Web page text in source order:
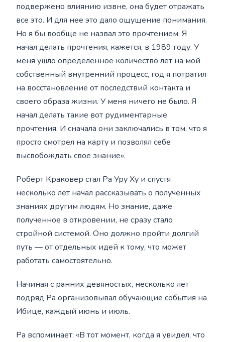
подвержено влиянию извне, она будет отражать
все это. И для нее это дало ощущение понимания.
Но я бы вообще не назвал это прочтением. Я
начал делать прочтения, кажется, в 1989 году. У
меня ушло определенное количество лет на мой
собственный внутренний процесс, год я потратил
на восстановление от последствий контакта и
своего образа жизни. У меня ничего не было. Я
начал делать такие вот рудиментарные
прочтения. И сначала они заключались в том, что я
просто смотрел на карту и позволял себе
высвобождать свое знание».
Роберт Краковер стал Ра Уру Ху и спустя
несколько лет начал рассказывать о полученных
знаниях другим людям. Но знание, даже
полученное в откровении, не сразу стало
стройной системой. Оно должно пройти долгий
путь — от отдельных идей к тому, что может
работать самостоятельно.
Начиная с ранних девяностых, несколько лет
подряд Ра организовывал обучающие события на
Ибице, каждый июнь и июль.
Ра вспоминает: «В тот момент, когда я увидел, что